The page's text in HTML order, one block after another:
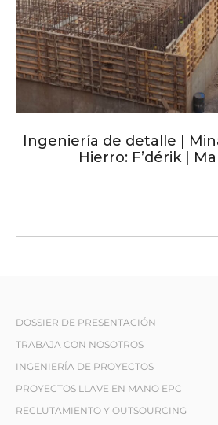
Ingeniería de detalle |
Hierro: F’dérik |
DOSSIER DE PRESENTACIÓN
TRABAJA CON NOSOTROS
INGENIERÍA DE PROYECTOS
PROYECTOS LLAVE EN MANO EPC
RECLUTAMIENTO Y OUTSOURCING